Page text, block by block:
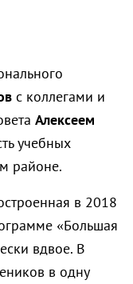
с коллегами и
Алексеем
учебных
районе.
в 2018
«Большая
вдвое. В
в одну